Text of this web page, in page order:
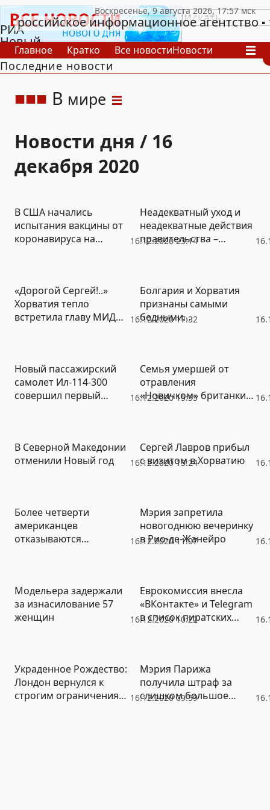
РИА
Новый
День
российское информационное агентство
Главное Кратко Все новостиНовости
В России
В мире
Последние новости
В мире
Новости дня / 16
декабря 2020
16.12.2020 23:14
В США начались
испытания вакцины от
коронавируса на
Неадекватный уход и
неадекватные действия
правительства –
16.12.2020 17:32
«Дорогой Сергей!..»
Хорватия тепло
встретила главу МИД
Болгария и Хорватия
признаны самыми
бедными
16.12.2020 15:55
Новый пассажирский
самолет Ил-114-300
совершил первый
Семья умершей от
отравления
«Новичком» британки
16.12.2020 13:24
В Северной Македонии
отменили Новый год
Сергей Лавров прибыл
с визитом в Хорватию
16.12.2020 11:07
Более четверти
американцев
отказываются
Мэрия запретила
новогоднюю вечеринку
в Рио-де-Жанейро
16.12.2020 10:22
Модельера задержали
за изнасилование 57
женщин
Еврокомиссия внесла
«ВКонтакте» и Telegram
в список пиратских
16.12.2020 09:59
Украденное Рождество:
Лондон вернулся к
строгим ограничениям
Мэрия Парижа
получила штраф за
слишком большое